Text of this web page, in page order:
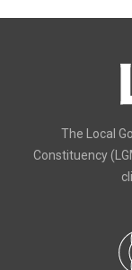
The Local
Constituency